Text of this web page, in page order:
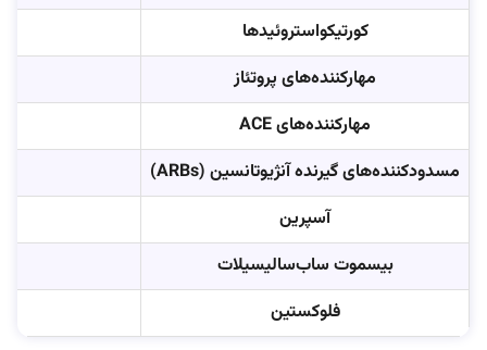
کورتیکواستروئیدها
مهارکننده‌های پروتئاز
مهارکننده‌های ACE
مسدودکننده‌های گیرنده آنژیوتانسین (ARBs)
آسپرین
بیسموت ساب‌سالیسیلات
فلوکستین